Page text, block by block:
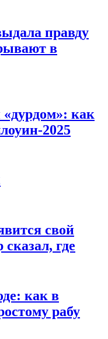
правду
в
как
2025
свой
где
как в
рабу